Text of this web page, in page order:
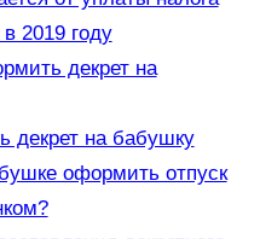
2019 году
декрет на
декрет на бабушку
оформить отпуск